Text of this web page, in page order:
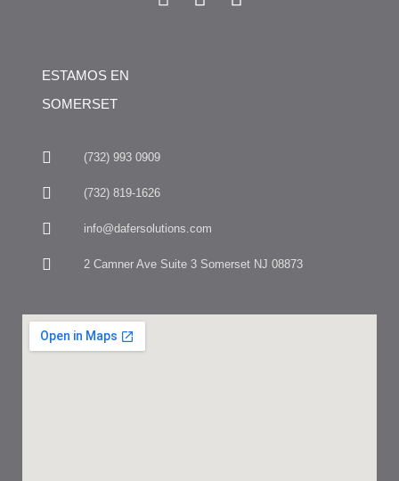
ESTAMOS EN
SOMERSET
(732) 993 0909
(732) 819-1626
info@dafersolutions.com
2 Camner Ave Suite 3 Somerset NJ 08873